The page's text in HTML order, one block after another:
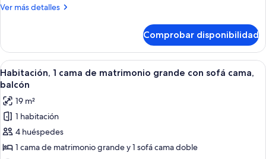
balcón
Ver más detalles
Más
1
habitación,
balcón
Comprobar disponibilidad
Abrir
todas
las
fotos
de
Habitación,
1
Habitación de hotel con una cama
3
Habitación, 1 cama de matrimonio grande con sofá cama,
balcón
19 m²
1 habitación
4 huéspedes
1 cama de matrimonio grande y 1 sofá cama doble